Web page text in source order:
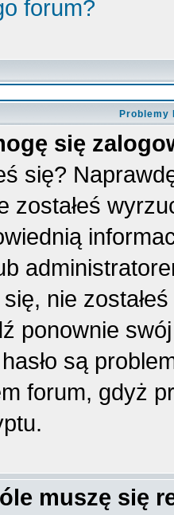
forum?
Problemy
się
się?
zostałeś
się, nie
ponownie
hasło są
forum, gdyż
muszę się